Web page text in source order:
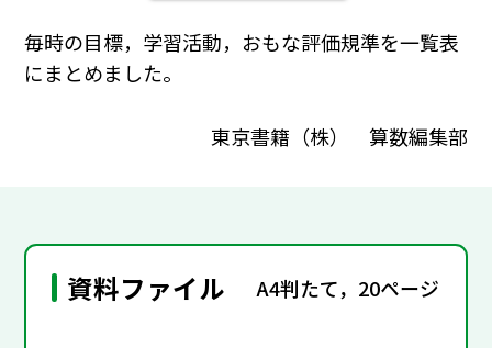
毎時の目標，学習活動，おもな評価規準を一覧表
にまとめました。
東京書籍（株） 算数編集部
資料ファイル A4判たて，20ページ